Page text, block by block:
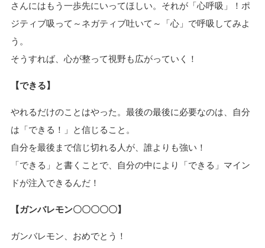
さんにはもう一歩先にいってほしい。それが「心呼吸」！ポ
ジティブ吸って～ネガティブ吐いて～「心」で呼吸してみよ
う。
そうすれば、心が整って視野も広がっていく！
【できる】
やれるだけのことはやった。最後の最後に必要なのは、自分
は「できる！」と信じること。
自分を最後まで信じ切れる人が、誰よりも強い！
「できる」と書くことで、自分の中により「できる」マイン
ドが注入できるんだ！
【ガンバレモン〇〇〇〇〇】
ガンバレモン、おめでとう！